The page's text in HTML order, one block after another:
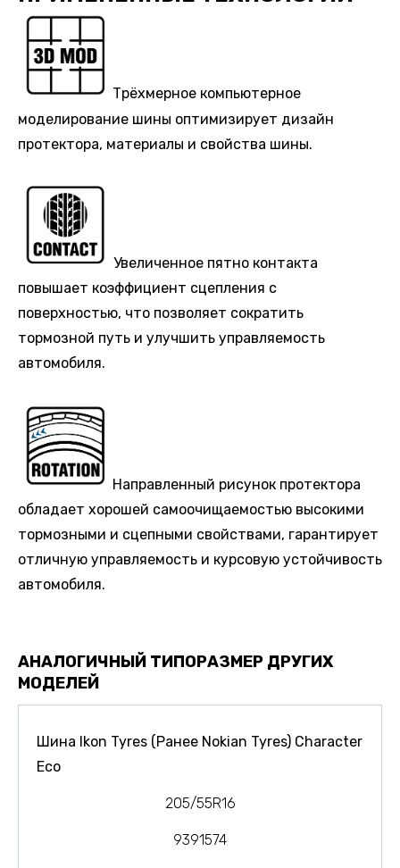
Трёхмерное компьютерное
моделирование шины оптимизирует дизайн
протектора, материалы и свойства шины.
Увеличенное пятно контакта
повышает коэффициент сцепления с
поверхностью, что позволяет сократить
тормозной путь и улучшить управляемость
автомобиля.
Направленный рисунок протектора
обладает хорошей самоочищаемостью высокими
тормозными и сцепными свойствами, гарантирует
отличную управляемость и курсовую устойчивость
автомобиля.
АНАЛОГИЧНЫЙ ТИПОРАЗМЕР ДРУГИХ
МОДЕЛЕЙ
Шина Ikon Tyres (Ранее Nokian Tyres) Character
Eco
205/55R16
9391574